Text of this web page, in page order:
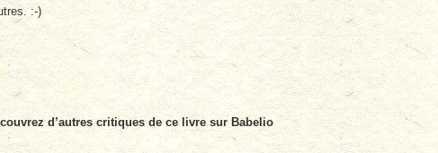
:-)
d’autres critiques de ce livre sur Babelio